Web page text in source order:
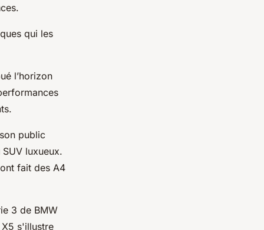
qui les
l’horizon
public
luxueux.
fait des A4
3 de BMW
s'illustre